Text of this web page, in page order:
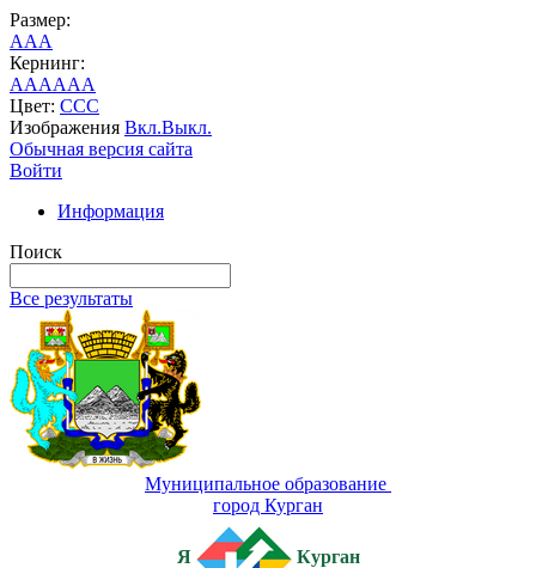
Размер:
AAA
Кернинг:
AAAAAA
Цвет: CCC
Изображения Вкл.Выкл.
Обычная версия сайта
Войти
Информация
Поиск
Все результаты
Муниципальное образование
город Курган
Я Курган